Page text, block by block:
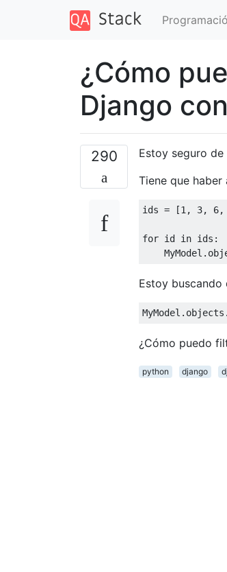
¿Cómo
Django
290
Estoy seguro
Tiene que
ids = [1 , 3, 6,
for id in ids :
MyModel .
Estoy
MyModel . objects .
¿Cómo puedo
python django